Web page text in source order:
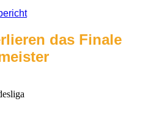
das Finale